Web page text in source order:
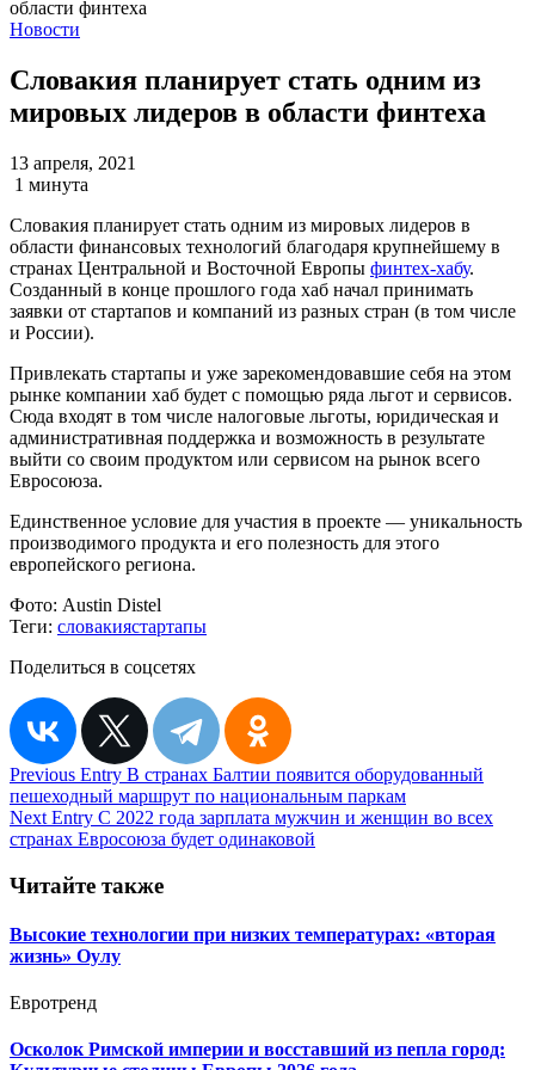
Новости
Словакия планирует стать одним из
мировых лидеров в области финтеха
13 апреля, 2021
1 минута
Словакия планирует стать одним из мировых лидеров в
области финансовых технологий благодаря крупнейшему в
странах Центральной и Восточной Европы финтех-хабу.
Созданный в конце прошлого года хаб начал принимать
заявки от стартапов и компаний из разных стран (в том числе
и России).
Привлекать стартапы и уже зарекомендовавшие себя на этом
рынке компании хаб будет с помощью ряда льгот и сервисов.
Сюда входят в том числе налоговые льготы, юридическая и
административная поддержка и возможность в результате
выйти со своим продуктом или сервисом на рынок всего
Евросоюза.
Единственное условие для участия в проекте — уникальность
производимого продукта и его полезность для этого
европейского региона.
Фото: Austin Distel
Теги: словакиястартапы
Поделиться в соцсетях
Навигация
по
записям
Previous Entry В странах Балтии появится оборудованный
пешеходный маршрут по национальным паркам
Next Entry С 2022 года зарплата мужчин и женщин во всех
странах Евросоюза будет одинаковой
Читайте также
Высокие технологии при низких температурах: «вторая
жизнь» Оулу
Евротренд
Осколок Римской империи и восставший из пепла город: